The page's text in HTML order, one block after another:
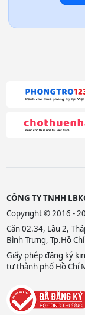
CÔNG TY TNHH
Copyright © 2016 -
Căn 02.34, Lầu 2,
Bình Trưng, Tp.Hồ
Giấy phép đăng ký
tư thành phố Hồ Chí